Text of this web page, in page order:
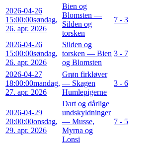
2026-04-26
15:00:00søndag,
26. apr. 2026
Bien og
Blomsten —
Silden og
torsken
7 - 3
2026-04-26
15:00:00søndag,
26. apr. 2026
Silden og
torsken — Bien
og Blomsten
3 - 7
2026-04-27
18:00:00mandag,
27. apr. 2026
Grøn firkløver
— Skagen
Humlepigerne
3 - 6
2026-04-29
20:00:00onsdag,
29. apr. 2026
Dart og dårlige
undskyldninger
— Musse,
Myrna og
Lonsi
7 - 5